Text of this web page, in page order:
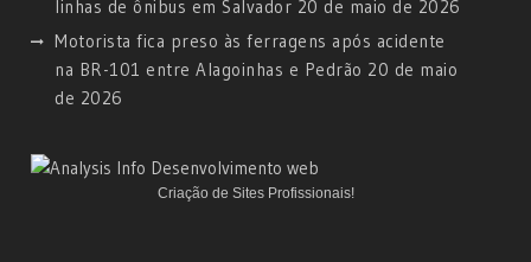
linhas de ônibus em Salvador 20 de maio de 2026
Motorista fica preso às ferragens após acidente
na BR-101 entre Alagoinhas e Pedrão 20 de maio
de 2026
Criação de Sites Profissionais!